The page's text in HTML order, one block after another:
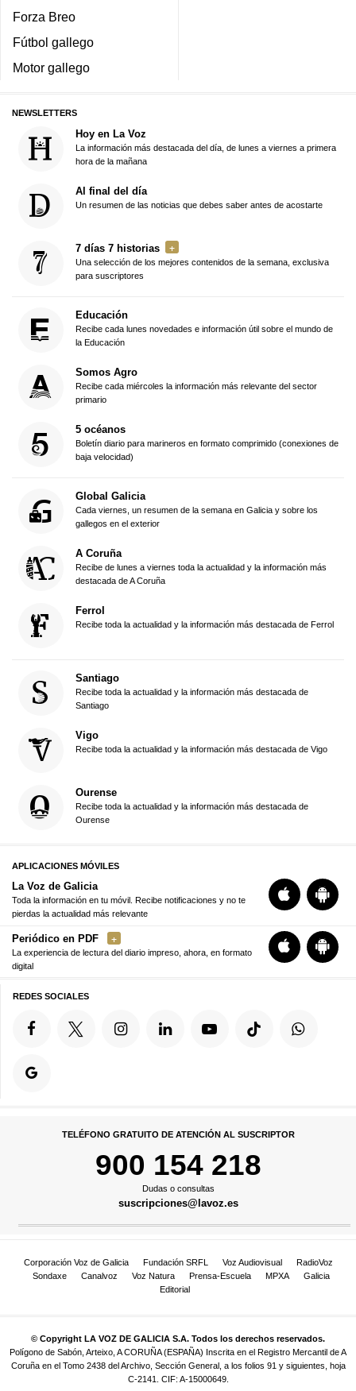
Forza Breo
Fútbol gallego
Motor gallego
NEWSLETTERS
Hoy en La Voz
La información más destacada del día, de lunes a viernes a primera
hora de la mañana
Al final del día
Un resumen de las noticias que debes saber antes de acostarte
7 días 7 historias
Una selección de los mejores contenidos de la semana, exclusiva
para suscriptores
Educación
Recibe cada lunes novedades e información útil sobre el mundo de
la Educación
Somos Agro
Recibe cada miércoles la información más relevante del sector
primario
5 océanos
Boletín diario para marineros en formato comprimido (conexiones de
baja velocidad)
Global Galicia
Cada viernes, un resumen de la semana en Galicia y sobre los
gallegos en el exterior
A Coruña
Recibe de lunes a viernes toda la actualidad y la información más
destacada de A Coruña
Ferrol
Recibe toda la actualidad y la información más destacada de Ferrol
Santiago
Recibe toda la actualidad y la información más destacada de
Santiago
Vigo
Recibe toda la actualidad y la información más destacada de Vigo
Ourense
Recibe toda la actualidad y la información más destacada de
Ourense
APLICACIONES MÓVILES
La Voz de Galicia
Toda la información en tu móvil. Recibe notificaciones y no te
pierdas la actualidad más relevante
Periódico en PDF
La experiencia de lectura del diario impreso, ahora, en formato
digital
REDES SOCIALES
TELÉFONO GRATUITO DE ATENCIÓN AL SUSCRIPTOR
900 154 218
Dudas o consultas
suscripciones@lavoz.es
Corporación Voz de Galicia Fundación SRFL Voz Audiovisual
RadioVoz
Sondaxe
Canalvoz Voz Natura Prensa-Escuela MPXA
Galicia
Editorial
© Copyright LA VOZ DE GALICIA S.A. Todos los derechos reservados.
Polígono de Sabón, Arteixo, A CORUÑA (ESPAÑA) Inscrita en el Registro Mercantil de A
Coruña en el Tomo 2438 del Archivo, Sección General, a los folios 91 y siguientes, hoja
C-2141. CIF: A-15000649.